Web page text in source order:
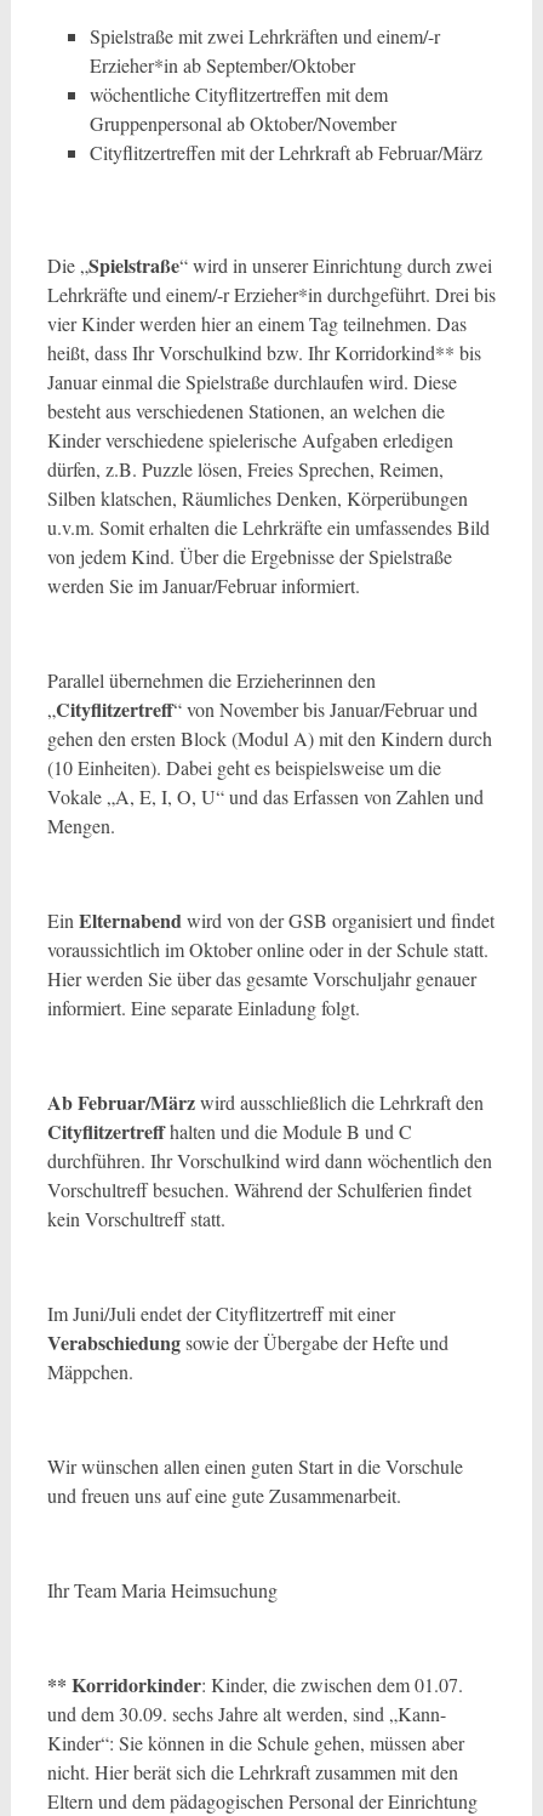
Spielstraße mit zwei Lehrkräften und einem/-r
Erzieher*in ab September/Oktober
wöchentliche Cityflitzertreffen mit dem
Gruppenpersonal ab Oktober/November
Cityflitzertreffen mit der Lehrkraft ab Februar/März
Die „Spielstraße“ wird in unserer Einrichtung durch zwei
Lehrkräfte und einem/-r Erzieher*in durchgeführt. Drei bis
vier Kinder werden hier an einem Tag teilnehmen. Das
heißt, dass Ihr Vorschulkind bzw. Ihr Korridorkind** bis
Januar einmal die Spielstraße durchlaufen wird. Diese
besteht aus verschiedenen Stationen, an welchen die
Kinder verschiedene spielerische Aufgaben erledigen
dürfen, z.B. Puzzle lösen, Freies Sprechen, Reimen,
Silben klatschen, Räumliches Denken, Körperübungen
u.v.m. Somit erhalten die Lehrkräfte ein umfassendes Bild
von jedem Kind. Über die Ergebnisse der Spielstraße
werden Sie im Januar/Februar informiert.
Parallel übernehmen die Erzieherinnen den
„Cityflitzertreff“ von November bis Januar/Februar und
gehen den ersten Block (Modul A) mit den Kindern durch
(10 Einheiten). Dabei geht es beispielsweise um die
Vokale „A, E, I, O, U“ und das Erfassen von Zahlen und
Mengen.
Ein Elternabendwird von der GSB organisiert und findet
voraussichtlich im Oktober online oder in der Schule statt.
Hier werden Sie über das gesamte Vorschuljahr genauer
informiert. Eine separate Einladung folgt.
Ab Februar/Märzwird ausschließlich die Lehrkraft den
Cityflitzertreffhalten und die Module B und C
durchführen. Ihr Vorschulkind wird dann wöchentlich den
Vorschultreff besuchen. Während der Schulferien findet
kein Vorschultreff statt.
Im Juni/Juli endet der Cityflitzertreff mit einer
Verabschiedungsowie der Übergabe der Hefte und
Mäppchen.
Wir wünschen allen einen guten Start in die Vorschule
und freuen uns auf eine gute Zusammenarbeit.
Ihr Team Maria Heimsuchung
** Korridorkinder: Kinder, die zwischen dem 01.07.
und dem 30.09. sechs Jahre alt werden, sind „Kann-
Kinder“: Sie können in die Schule gehen, müssen aber
nicht. Hier berät sich die Lehrkraft zusammen mit den
Eltern und dem pädagogischen Personal der Einrichtung